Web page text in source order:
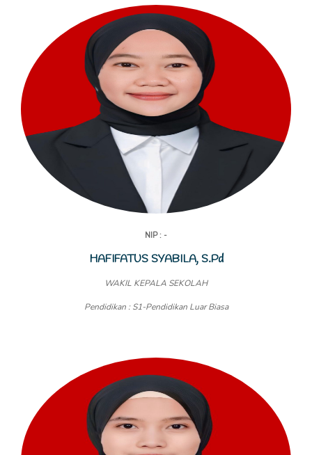
NIP : -
HAFIFATUS SYABILA, S.Pd
WAKIL KEPALA SEKOLAH
Pendidikan : S1-Pendidikan Luar Biasa